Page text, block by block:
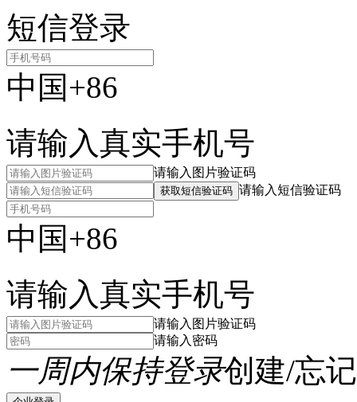
短信登录
中国+86
请输入真实手机号
请输入图片验证码
获取短信验证码 请输入短信验证码
中国+86
请输入真实手机号
请输入图片验证码
请输入密码
一周内保持登录创建/忘